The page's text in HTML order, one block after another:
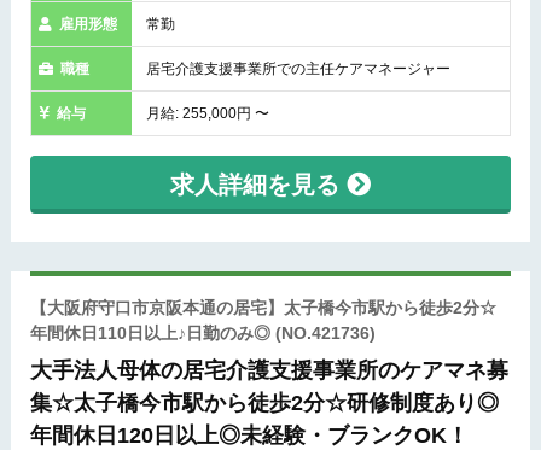
雇用形態 常勤
職種 居宅介護支援事業所での主任ケアマネージャー
給与 月給: 255,000円 〜
求人詳細を見る
【大阪府守口市京阪本通の居宅】太子橋今市駅から徒歩2分☆
年間休日110日以上♪日勤のみ◎ (NO.421736)
大手法人母体の居宅介護支援事業所のケアマネ募
集☆太子橋今市駅から徒歩2分☆研修制度あり◎
年間休日120日以上◎未経験・ブランクOK！